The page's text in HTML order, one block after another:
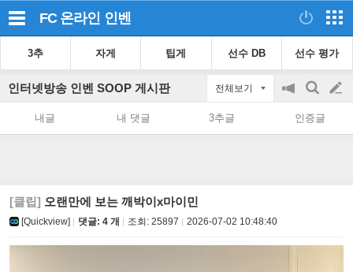
FC 온라인 인벤
3추 자게 팁게 선수 DB 선수 평가
인터넷방송 인벤 SOOP 게시판 전체보기
공
on/off
검
색
글
쓰
내글 내 댓글 3추글 인증글
[클립] 오랜만에 보는 깨박이x마이민
[Quickview] 댓글: 4 개 조회: 25897 2026-07-02 10:48:40